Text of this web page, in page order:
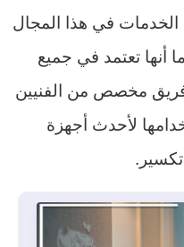
الخدمات في هذا المجال
تعتمد في جميع
مخصص من الفنيين
لأحدث أجهزة